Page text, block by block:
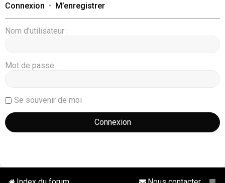
Connexion • M’enregistrer
Nom d’utilisateur :
Mot de passe :
Se souvenir de moi